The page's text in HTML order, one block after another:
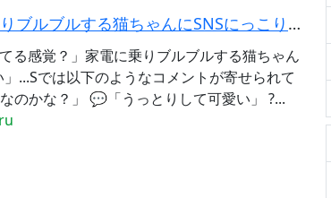
する猫ちゃんにSNSにっこり→「うっとり...
る感覚？」家電に乗りブルブルする猫ちゃん
...Sでは以下のようなコメントが寄せられて
のかな？」 💬「うっとりして可愛い」 ?...